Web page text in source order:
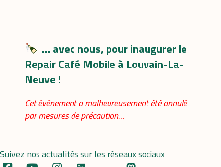
… avec nous, pour inaugurer le
Repair Café Mobile à Louvain-La-
Neuve !
Cet événement a malheureusement été annulé
par mesures de précaution…
Suivez nos actualités sur les réseaux sociaux